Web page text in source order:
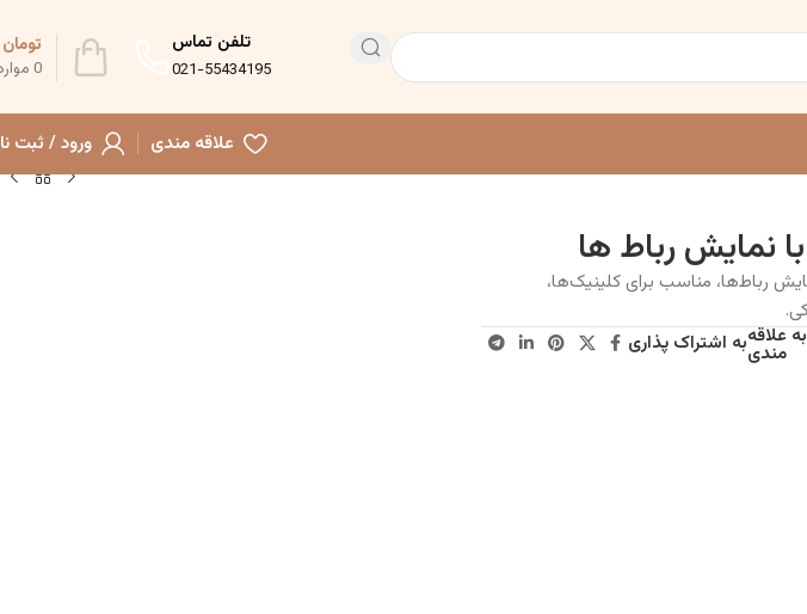
تلفن تماس
021-55434195
0
تومان
علاقه مندی
ورود / ثبت
نمایش رباط ها
رباط‌ها، مناسب برای کلینیک‌ها،
علاقه
مندیبه اشتراک پذاری